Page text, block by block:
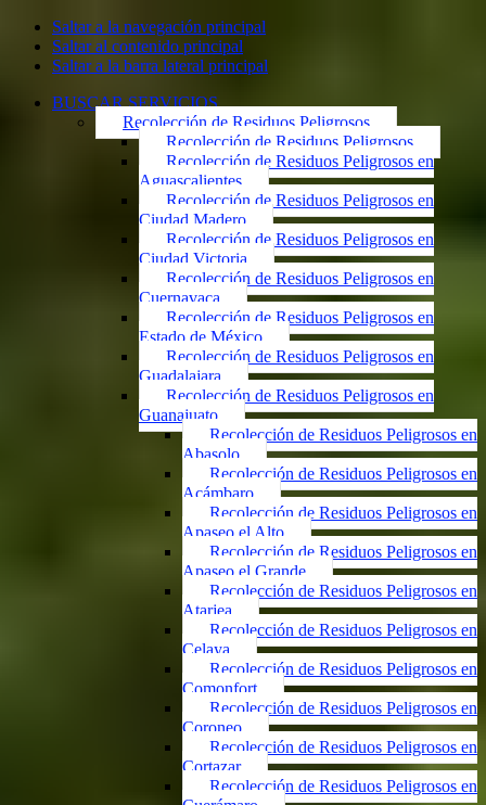
Saltar a la navegación principal
Saltar al contenido principal
Saltar a la barra lateral principal
BUSCAR SERVICIOS
Recolección de Residuos Peligrosos
Recolección de Residuos Peligrosos
Recolección de Residuos Peligrosos en
Aguascalientes
Recolección de Residuos Peligrosos en
Ciudad Madero
Recolección de Residuos Peligrosos en
Ciudad Victoria
Recolección de Residuos Peligrosos en
Cuernavaca
Recolección de Residuos Peligrosos en
Estado de México
Recolección de Residuos Peligrosos en
Guadalajara
Recolección de Residuos Peligrosos en
Guanajuato
Recolección de Residuos Peligrosos en
Abasolo
Recolección de Residuos Peligrosos en
Acámbaro
Recolección de Residuos Peligrosos en
Apaseo el Alto
Recolección de Residuos Peligrosos en
Apaseo el Grande
Recolección de Residuos Peligrosos en
Atarjea
Recolección de Residuos Peligrosos en
Celaya
Recolección de Residuos Peligrosos en
Comonfort
Recolección de Residuos Peligrosos en
Coroneo
Recolección de Residuos Peligrosos en
Cortazar
Recolección de Residuos Peligrosos en